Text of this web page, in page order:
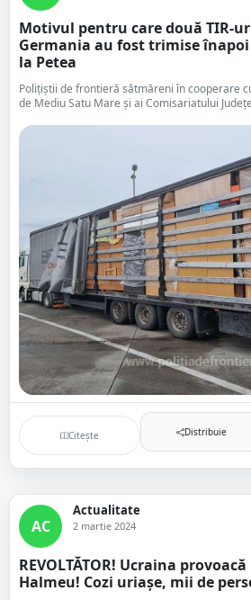
Motivul pentru care două TIR-
Germania au fost trimise
la Petea
Poliţiştii de frontieră sătmăreni în cooperare
de Mediu Satu Mare și ai Comisariatului
Citește Distribuie
AC
Actualitate
2 martie 2024
REVOLTĂTOR! Ucraina
Halmeu! Cozi uriașe, mii de